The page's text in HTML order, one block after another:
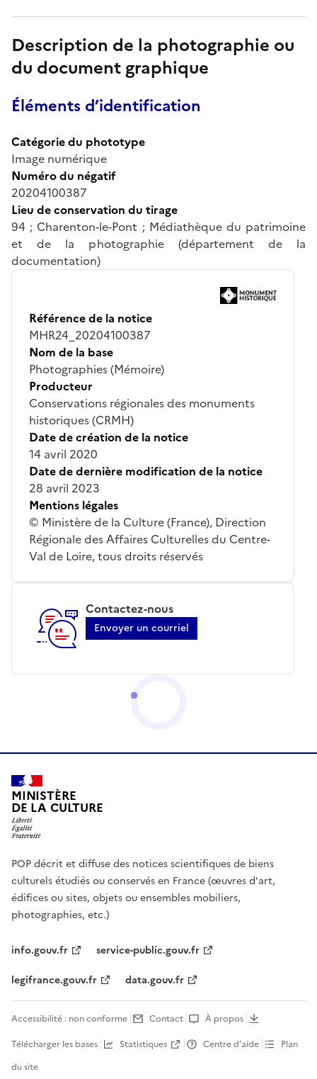
Description de la photographie ou
du document graphique
Éléments d’identification
Catégorie du phototype
Image numérique
Numéro du négatif
20204100387
Lieu de conservation du tirage
94 ; Charenton-le-Pont ; Médiathèque du patrimoine
et de la photographie (département de la
documentation)
Référence de la notice
MHR24_20204100387
Nom de la base
Photographies (Mémoire)
Producteur
Conservations régionales des monuments
historiques (CRMH)
Date de création de la notice
14 avril 2020
Date de dernière modification de la notice
28 avril 2023
Mentions légales
© Ministère de la Culture (France), Direction
Régionale des Affaires Culturelles du Centre-
Val de Loire, tous droits réservés
Contactez-nous
Envoyer un courriel
MINISTÈRE
DE LA CULTURE
POP décrit et diffuse des notices scientifiques de biens
culturels étudiés ou conservés en France (œuvres d'art,
édifices ou sites, objets ou ensembles mobiliers,
photographies, etc.)
info.gouv.fr
service-public.gouv.fr
legifrance.gouv.fr
data.gouv.fr
Accessibilité : non conforme Contact
À propos
Télécharger les bases
Statistiques Centre d’aide
Plan
du site